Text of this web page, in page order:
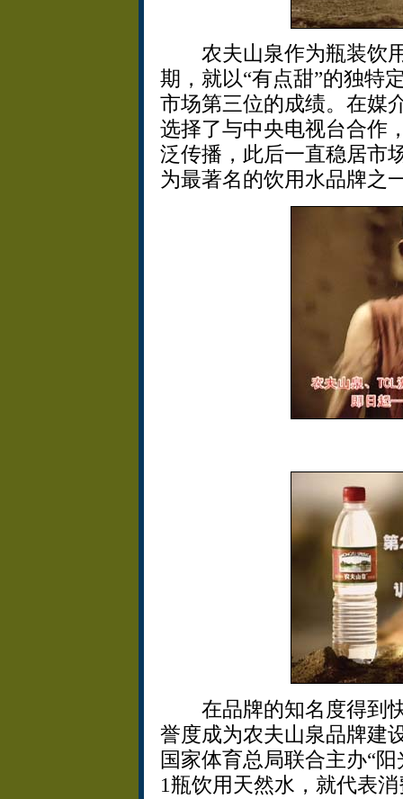
农夫山泉作为瓶装饮用
期，就以“有点甜”的独特
市场第三位的成绩。在媒
选择了与中央电视台合作
泛传播，此后一直稳居市
为最著名的饮用水品牌之
在品牌的知名度得到快
誉度成为农夫山泉品牌建
国家体育总局联合主办“
1瓶饮用天然水，就代表